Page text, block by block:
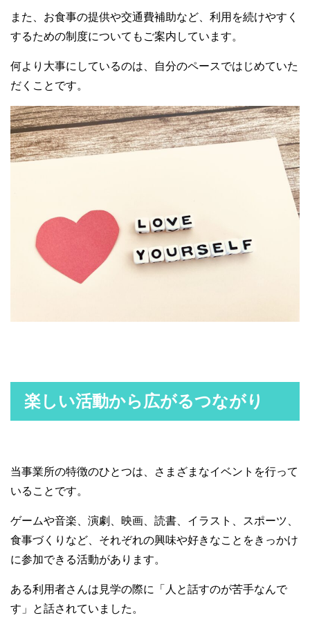
また、お食事の提供や交通費補助など、利用を続けやすく
するための制度についてもご案内しています。
何より大事にしているのは、自分のペースではじめていた
だくことです。
楽しい活動から広がるつながり
当事業所の特徴のひとつは、さまざまなイベントを行って
いることです。
ゲームや音楽、演劇、映画、読書、イラスト、スポーツ、
食事づくりなど、それぞれの興味や好きなことをきっかけ
に参加できる活動があります。
ある利用者さんは見学の際に「人と話すのが苦手なんで
す」と話されていました。